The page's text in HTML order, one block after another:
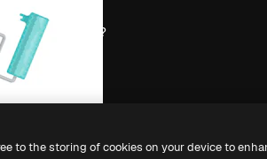
¿Buscas
magnific.ai?
to the storing of cookies on your device to